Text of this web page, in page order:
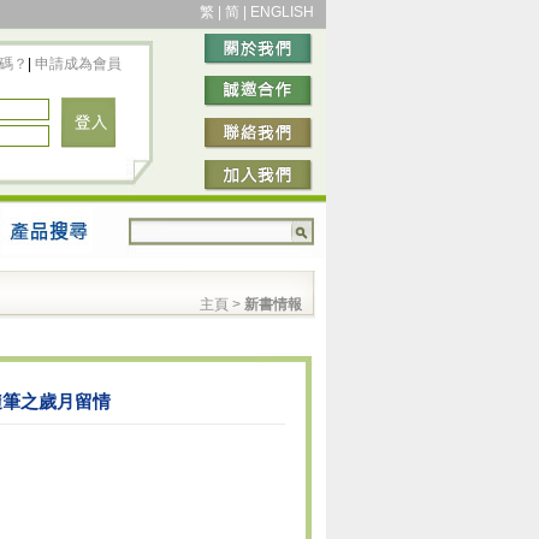
繁 简 ENGLISH
？ 申請成為會員
主頁 > 新書情報
之歲月留情